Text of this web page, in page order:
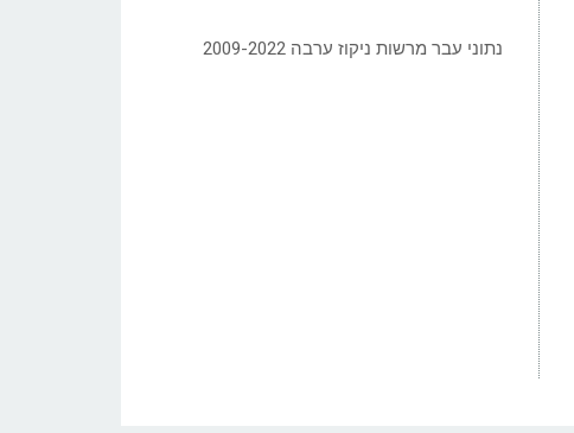
נתוני עבר מרשות ניקוז ערבה 2009-2022